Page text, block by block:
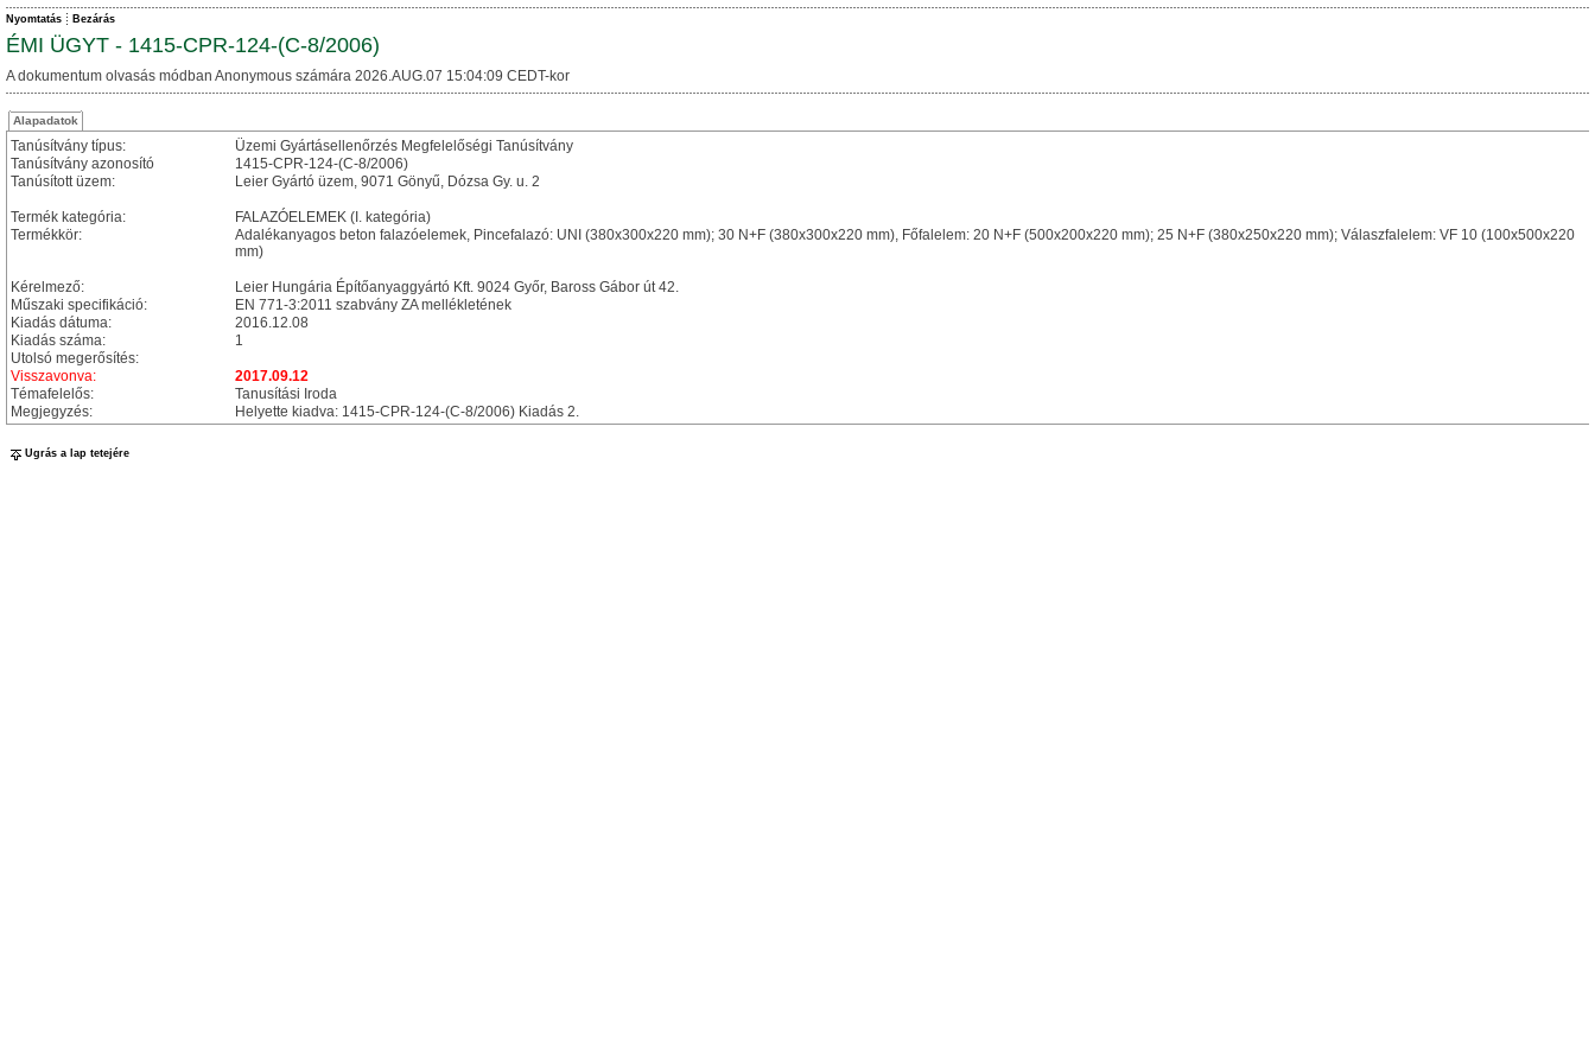
Nyomtatás Bezárás
ÉMI ÜGYT - 1415-CPR-124-(C-8/2006)
A dokumentum olvasás módban Anonymous számára 2026.AUG.07 15:04:09 CEDT-kor
Alapadatok
Tanúsítvány típus:
Üzemi Gyártásellenőrzés Megfelelőségi Tanúsítvány
Tanúsítvány azonosító
1415-CPR-124-(C-8/2006)
Tanúsított üzem:
Leier Gyártó üzem, 9071 Gönyű, Dózsa Gy. u. 2
Termék kategória:
FALAZÓELEMEK (I. kategória)
Termékkör:
Adalékanyagos beton falazóelemek, Pincefalazó: UNI (380x300x220 mm); 30 N+F (380x300x220 mm), Főfalelem: 20 N+F (500x200x220 mm); 25 N+F (380x250x220 mm); Válaszfalelem: VF 10 (100x500x220
mm)
Kérelmező:
Leier Hungária Építőanyaggyártó Kft. 9024 Győr, Baross Gábor út 42.
Műszaki specifikáció:
EN 771-3:2011 szabvány ZA mellékletének
Kiadás dátuma:
2016.12.08
Kiadás száma:
1
Utolsó megerősítés:
Visszavonva:
2017.09.12
Témafelelős:
Tanusítási Iroda
Megjegyzés:
Helyette kiadva: 1415-CPR-124-(C-8/2006) Kiadás 2.
Ugrás a lap tetejére